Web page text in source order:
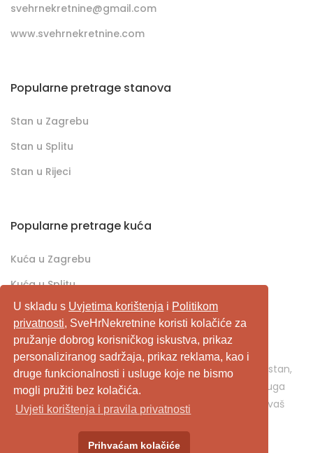
U skladu s Uvjetima korištenja i Politikom
privatnosti, SveHrNekretnine koristi kolačiće za
pružanje dobrog korisničkog iskustva, prikaz
personaliziranog sadržaja, prikaz reklama, kao i
druge funkcionalnosti i usluge koje ne bismo
mogli pružiti bez kolačića.
Uvjeti korištenja i pravila privatnosti
Prihvaćam kolačiće
svehrnekretnine@gmail.com
www.svehrnekretnine.com
Popularne pretrage stanova
Stan u Zagrebu
Stan u Splitu
Stan u Rijeci
Popularne pretrage kuća
Kuća u Zagrebu
Kuća u Splitu
Kuća u Rijeci
SveHrNekretnine.com predstavlja sveobuhvatan
pretraživač/oglašivač nekretnina. Ukoliko je u pitanju stan,
kuća, vikendica, zemljište, poslovni prostor, ili neka druga
nekretnina, svehrnekretnine.com je pravo mjesto za vaš